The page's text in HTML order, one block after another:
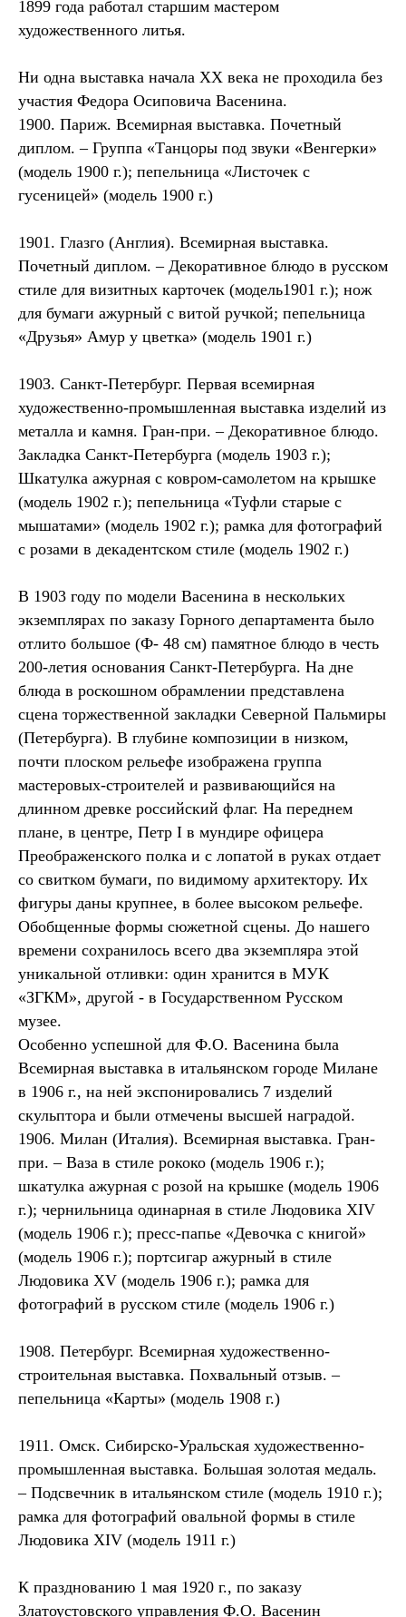
1899 года работал старшим мастером
художественного литья.
Ни одна выставка начала ХХ века не проходила без
участия Федора Осиповича Васенина.
1900. Париж. Всемирная выставка. Почетный
диплом. – Группа «Танцоры под звуки «Венгерки»
(модель 1900 г.); пепельница «Листочек с
гусеницей» (модель 1900 г.)
1901. Глазго (Англия). Всемирная выставка.
Почетный диплом. – Декоративное блюдо в русском
стиле для визитных карточек (модель1901 г.); нож
для бумаги ажурный с витой ручкой; пепельница
«Друзья» Амур у цветка» (модель 1901 г.)
1903. Санкт-Петербург. Первая всемирная
художественно-промышленная выставка изделий из
металла и камня. Гран-при. – Декоративное блюдо.
Закладка Санкт-Петербурга (модель 1903 г.);
Шкатулка ажурная с ковром-самолетом на крышке
(модель 1902 г.); пепельница «Туфли старые с
мышатами» (модель 1902 г.); рамка для фотографий
с розами в декадентском стиле (модель 1902 г.)
В 1903 году по модели Васенина в нескольких
экземплярах по заказу Горного департамента было
отлито большое (Ф- 48 см) памятное блюдо в честь
200-летия основания Санкт-Петербурга. На дне
блюда в роскошном обрамлении представлена
сцена торжественной закладки Северной Пальмиры
(Петербурга). В глубине композиции в низком,
почти плоском рельефе изображена группа
мастеровых-строителей и развивающийся на
длинном древке российский флаг. На переднем
плане, в центре, Петр I в мундире офицера
Преображенского полка и с лопатой в руках отдает
со свитком бумаги, по видимому архитектору. Их
фигуры даны крупнее, в более высоком рельефе.
Обобщенные формы сюжетной сцены. До нашего
времени сохранилось всего два экземпляра этой
уникальной отливки: один хранится в МУК
«ЗГКМ», другой - в Государственном Русском
музее.
Особенно успешной для Ф.О. Васенина была
Всемирная выставка в итальянском городе Милане
в 1906 г., на ней экспонировались 7 изделий
скульптора и были отмечены высшей наградой.
1906. Милан (Италия). Всемирная выставка. Гран-
при. – Ваза в стиле рококо (модель 1906 г.);
шкатулка ажурная с розой на крышке (модель 1906
г.); чернильница одинарная в стиле Людовика XIV
(модель 1906 г.); пресс-папье «Девочка с книгой»
(модель 1906 г.); портсигар ажурный в стиле
Людовика XV (модель 1906 г.); рамка для
фотографий в русском стиле (модель 1906 г.)
1908. Петербург. Всемирная художественно-
строительная выставка. Похвальный отзыв. –
пепельница «Карты» (модель 1908 г.)
1911. Омск. Сибирско-Уральская художественно-
промышленная выставка. Большая золотая медаль.
– Подсвечник в итальянском стиле (модель 1910 г.);
рамка для фотографий овальной формы в стиле
Людовика XIV (модель 1911 г.)
К празднованию 1 мая 1920 г., по заказу
Златоустовского управления Ф.О. Васенин